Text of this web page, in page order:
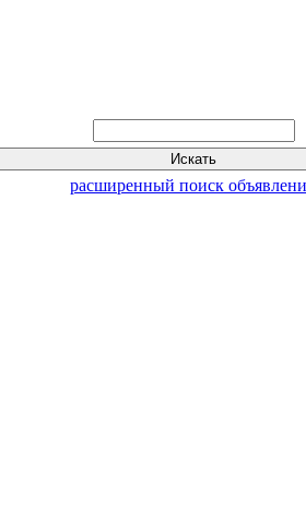
расширенный поиск